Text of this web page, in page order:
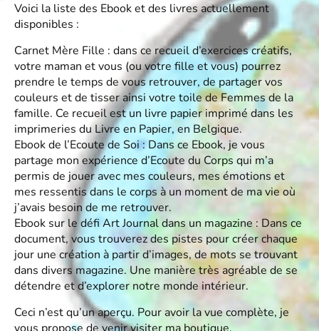
Voici la liste des Ebook et des livres actuellement
disponibles :
Carnet Mère Fille : dans ce recueil d’exercices créatifs,
votre maman et vous (ou votre fille et vous) pourrez
prendre le temps de vous retrouver, de partager vos
couleurs et de tisser ainsi votre toile de Femmes de la
famille. Ce recueil est un livre papier imprimé dans les
imprimeries du Livre en Papier, en Belgique.
Ebook de l’Ecoute de Soi : Dans ce Ebook, je vous
partage mon expérience d’Ecoute du Corps qui m’a
permis de jouer avec mes couleurs, mes émotions et
mes ressentis dans le corps à un moment de ma vie où
j’avais besoin de me retrouver.
Ebook sur le défi Art Journal dans un magazine : Dans ce
document, vous trouverez des pistes pour créer chaque
jour une création à partir d’images, de mots se trouvant
dans divers magazine. Une manière très agréable de se
détendre et d’explorer notre monde intérieur.
Ceci n’est qu’un aperçu. Pour avoir la vue complète, je